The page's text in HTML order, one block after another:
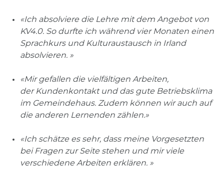
«Ich absolviere die Lehre mit dem Angebot von
KV4.0. So durfte ich während vier Monaten einen
Sprachkurs und Kulturaustausch in Irland
absolvieren. »
«Mir gefallen die vielfältigen Arbeiten,
der Kundenkontakt und das gute Betriebsklima
im Gemeindehaus. Zudem können wir auch auf
die anderen Lernenden zählen.»
«Ich schätze es sehr, dass meine Vorgesetzten
bei Fragen zur Seite stehen und mir viele
verschiedene Arbeiten erklären. »